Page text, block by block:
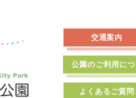
交通案内
公園のご利用に
よくあるご質問